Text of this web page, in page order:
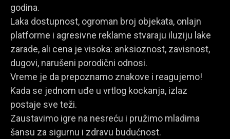
godina.
Laka dostupnost, ogroman broj objekata, onlajn
platforme i agresivne reklame stvaraju iluziju lake
zarade, ali cena je visoka: anksioznost, zavisnost,
dugovi, narušeni porodični odnosi.
Vreme je da prepoznamo znakove i reagujemo!
Kada se jednom uđe u vrtlog kockanja, izlaz
postaje sve teži.
Zaustavimo igre na nesreću i pružimo mladima
šansu za sigurnu i zdravu budućnost.